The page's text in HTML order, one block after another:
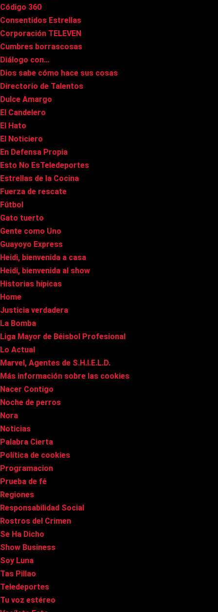
Código 360
Consentidos Estrellas
Corporación TELEVEN
Cumbres borrascosas
Diálogo con…
Dios sabe cómo hace sus cosas
Directorio de Talentos
Dulce Amargo
El Candelero
El Hato
El Noticiero
En Defensa Propia
Esto No EsTeledeportes
Estrellas de la Cocina
Fuerza de rescate
Fútbol
Gato tuerto
Gente como Uno
Guayoyo Express
Heidi, bienvenida a casa
Heidi, bienvenida al show
Historias hípicas
Home
Justicia verdadera
La Bomba
Liga Mayor de Béisbol Profesional
Lo Actual
Marvel, Agentes de S.H.I.E.L.D.
Más información sobre las cookies
Nacer Contigo
Noche de perros
Nora
Noticias
Palabra Cierta
Política de cookies
Programacion
Prueba de fé
Regiones
Responsabilidad Social
Rostros del Crimen
Se Ha Dicho
Show Business
Soy Luna
Tas Pillao
Teledeportes
Tu voz estéreo